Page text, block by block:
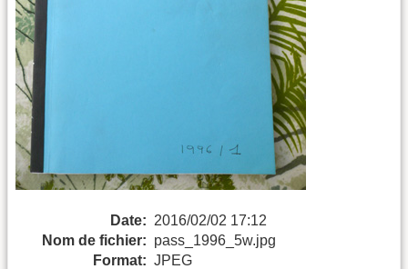
Date: 2016/02/02 17:12
Nom de fichier: pass_1996_5w.jpg
Format: JPEG